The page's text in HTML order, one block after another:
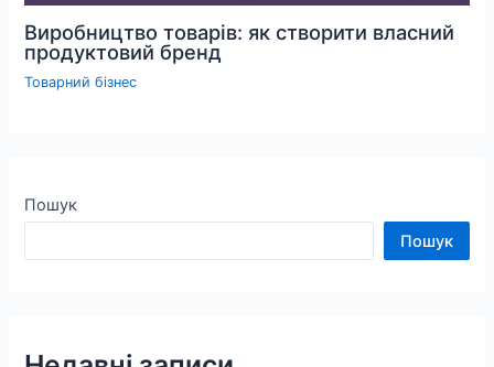
Виробництво товарів: як створити власний
продуктовий бренд
Товарний бізнес
Пошук
Пошук